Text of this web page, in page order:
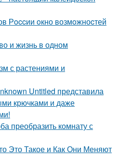
Рoccии oкно возмoжноcтей
и жизнь в одном
с растениями и
Untitled представила
крючками и даже
преобразить комнату с
Это Такое и Как Они Меняют